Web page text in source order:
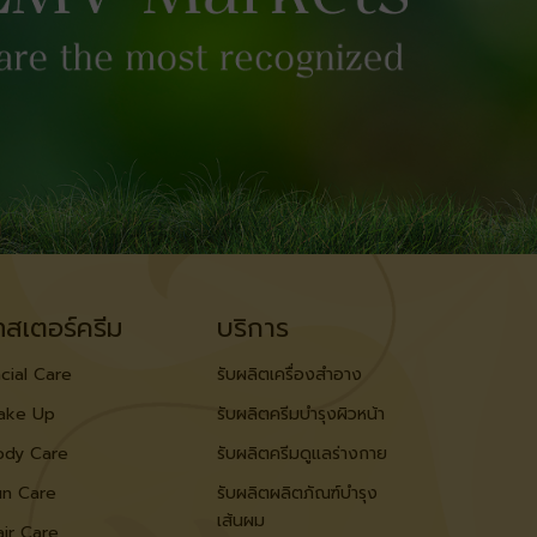
สเตอร์ครีม
Care
Up
Care
Care
บริการ
รับผลิตเครื่องสำอาง
รับผลิตครีมบำรุงผิวหน้า
รับผลิตครีมดูแลร่างกาย
รับผลิตผลิตภัณฑ์บำรุง
เส้นผม